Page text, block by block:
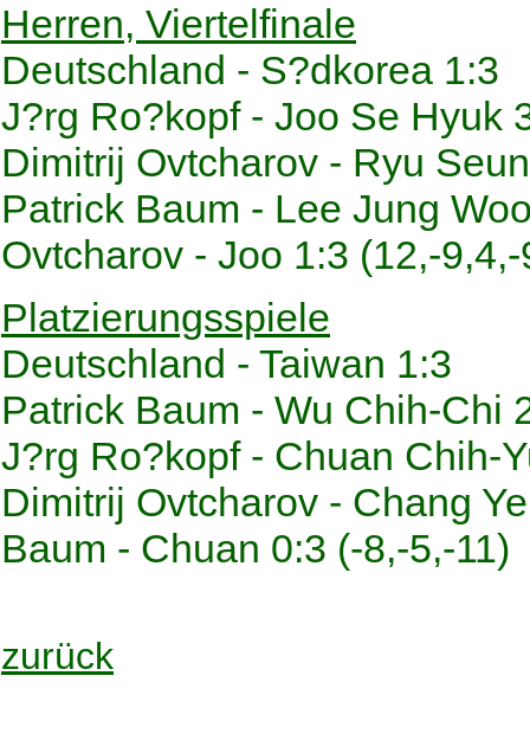
Herren, Viertelfinale
Deutschland - S?dkorea 1:3
J?rg Ro?kopf - Joo Se Hyuk
Dimitrij Ovtcharov - Ryu
Patrick Baum - Lee Jung
Ovtcharov - Joo 1:3 (12,-
Platzierungsspiele
Deutschland - Taiwan 1:3
Patrick Baum - Wu Chih-Chi
J?rg Ro?kopf - Chuan Chih-
Dimitrij Ovtcharov - Chang
Baum - Chuan 0:3 (-8,-5,-11)
zurück